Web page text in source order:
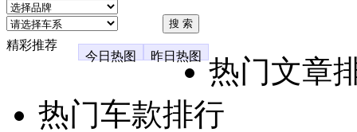
精彩推荐
今日热图
昨日热图
热门文章
热门车款排行